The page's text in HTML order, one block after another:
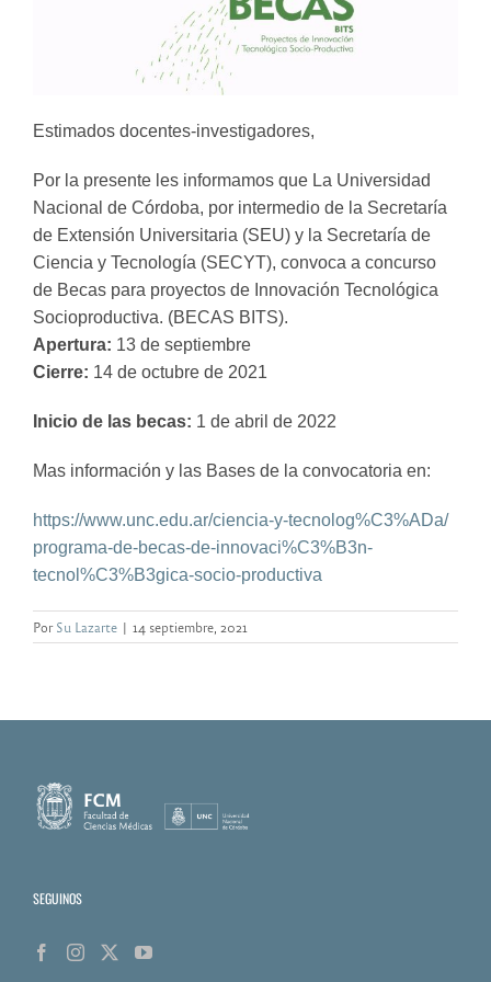
Estimados docentes-investigadores,
Por la presente les informamos que La Universidad
Nacional de Córdoba, por intermedio de la Secretaría
de Extensión Universitaria (SEU) y la Secretaría de
Ciencia y Tecnología (SECYT), convoca a concurso
de Becas para proyectos de Innovación Tecnológica
Socioproductiva. (BECAS BITS).
Apertura: 13 de septiembre
Cierre: 14 de octubre de 2021
Inicio de las becas: 1 de abril de 2022
Mas información y las Bases de la convocatoria en:
https://www.unc.edu.ar/ciencia-y-tecnolog%C3%ADa/
programa-de-becas-de-innovaci%C3%B3n-
tecnol%C3%B3gica-socio-productiva
PorSu Lazarte | 14 septiembre, 2021
SEGUINOS